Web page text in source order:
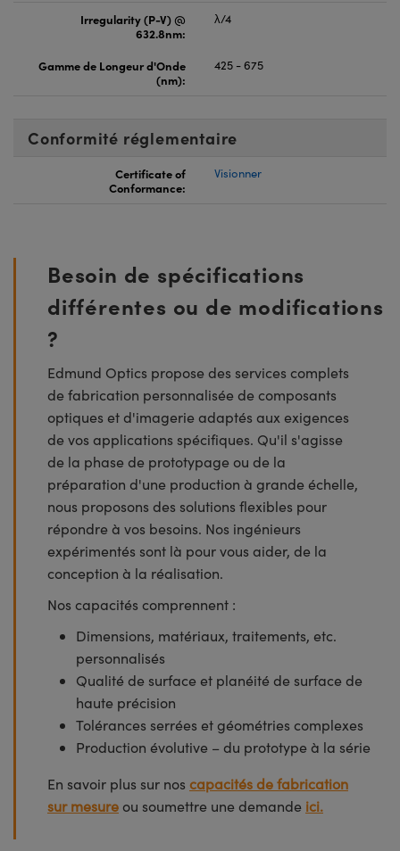
Irregularity (P-V) @
632.8nm:
λ/4
Gamme de Longeur d'Onde
(nm):
425 - 675
Conformité réglementaire
Certificate of
Conformance:
Visionner
Besoin de spécifications
différentes ou de modifications
?
Edmund Optics propose des services complets
de fabrication personnalisée de composants
optiques et d'imagerie adaptés aux exigences
de vos applications spécifiques. Qu'il s'agisse
de la phase de prototypage ou de la
préparation d'une production à grande échelle,
nous proposons des solutions flexibles pour
répondre à vos besoins. Nos ingénieurs
expérimentés sont là pour vous aider, de la
conception à la réalisation.
Nos capacités comprennent :
Dimensions, matériaux, traitements, etc.
personnalisés
Qualité de surface et planéité de surface de
haute précision
Tolérances serrées et géométries complexes
Production évolutive – du prototype à la série
En savoir plus sur nos capacités de fabrication
sur mesure ou soumettre une demande ici.